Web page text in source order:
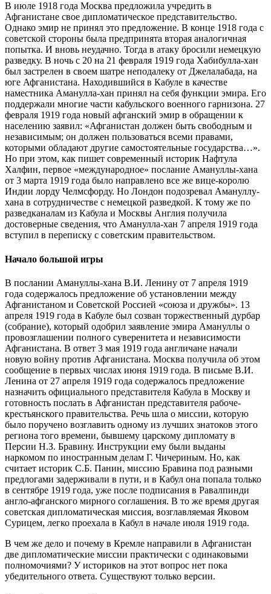
В июле 1918 года Москва предложила учредить в
Афганистане свое дипломатическое представительство.
Однако эмир не принял это предложение. В конце 1918 года с
советской стороны была предпринята вторая аналогичная
попытка. И вновь неудачно. Тогда в атаку бросили немецкую
разведку. В ночь с 20 на 21 февраля 1919 года Хабибулла-хан
был застрелен в своем шатре неподалеку от Джелалабада, на
юге Афганистана. Находившийся в Кабуле в качестве
наместника Аманулла-хан принял на себя функции эмира. Его
поддержали многие части кабульского военного гарнизона. 27
февраля 1919 года новый афганский эмир в обращении к
населению заявил: «Афганистан должен быть свободным и
независимым; он должен пользоваться всеми правами,
которыми обладают другие самостоятельные государства…».
Но при этом, как пишет современный историк Нафтула
Халфин, первое «международное» послание Амануллы-хана
от 3 марта 1919 года было направлено все же вице-королю
Индии лорду Челмсфорду. Но Лондон подозревал Амануллу-
хана в сотрудничестве с немецкой разведкой. К тому же по
разведканалам из Кабула и Москвы Англия получила
достоверные сведения, что Аманулла-хан 7 апреля 1919 года
вступил в переписку с советским правительством.
Начало большой игры
В послании Амануллы-хана В.И. Ленину от 7 апреля 1919
года содержалось предложение об установлении между
Афганистаном и Советской Россией «союза и дружбы». 13
апреля 1919 года в Кабуле был созван торжественный дурбар
(собрание), который одобрил заявление эмира Амануллы о
провозглашении полного суверенитета и независимости
Афганистана. В ответ 3 мая 1919 года англичане начали
новую войну против Афганистана. Москва получила об этом
сообщение в первых числах июня 1919 года. В письме В.И.
Ленина от 27 апреля 1919 года содержалось предложение
назначить официального представителя Кабула в Москву и
готовность послать в Афганистан представителя рабоче-
крестьянского правительства. Речь шла о миссии, которую
было поручено возглавить одному из лучших знатоков этого
региона того времени, бывшему царскому дипломату в
Персии Н.З. Бравину. Инструкции ему были выданы
наркомом по иностранным делам Г. Чичериным. Но, как
считает историк С.Б. Панин, миссию Бравина под разными
предлогами задерживали в пути, и в Кабул она попала только
в сентябре 1919 года, уже после подписания в Равалпинди
англо-афганского мирного соглашения. В то же время другая
советская дипломатическая миссия, возглавляемая Яковом
Сурицем, легко проехала в Кабул в начале июля 1919 года.
В чем же дело и почему в Кремле направили в Афганистан
две дипломатические миссии практически с одинаковыми
полномочиями? У историков на этот вопрос нет пока
убедительного ответа. Существуют только версии.